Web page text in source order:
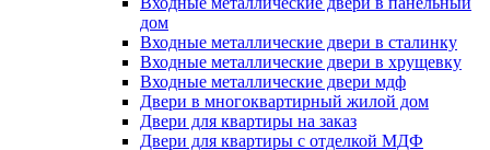
дом
Входные металлические двери в сталинку
Входные металлические двери в хрущевку
Входные металлические двери мдф
Двери в многоквартирный жилой дом
Двери для квартиры на заказ
Двери для квартиры с отделкой МДФ